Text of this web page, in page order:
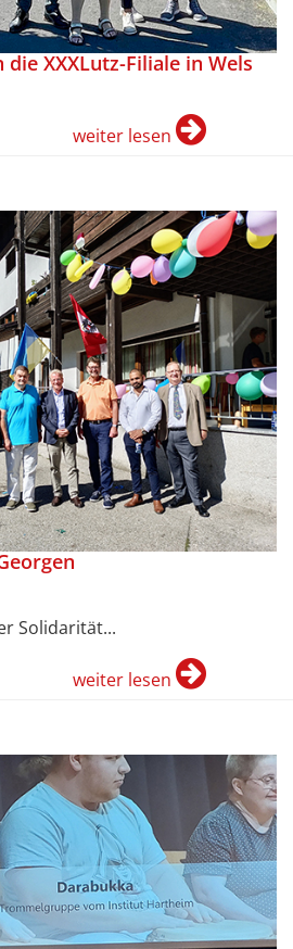
XXXLutz-Filiale in Wels
weiter lesen
Solidarität...
weiter lesen